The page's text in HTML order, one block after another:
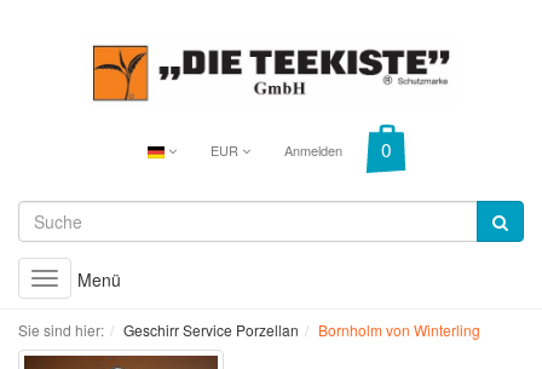
EUR Anmelden
Toggle
navigation
Menü
Sie sind hier: Geschirr Service Porzellan Bornholm von Winterling